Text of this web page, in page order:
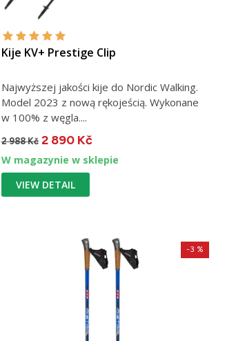
Kije KV+ Prestige Clip
Najwyższej jakości kije do Nordic Walking.
Model 2023 z nową rękojeścią. Wykonane
w 100% z węgla....
2 988 Kč 2 890 Kč
W magazynie w sklepie
VIEW DETAIL
-3 %